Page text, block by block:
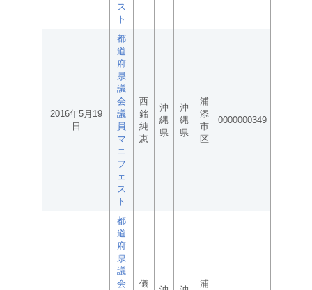
ス
ト
2016年5月19
日
都
道
府
県
議
会
議
員
マ
ニ
フ
ェ
ス
ト
西
銘
純
恵
沖
縄
県
沖
縄
県
浦
添
市
区
0000000349
都
道
府
県
議
会
儀 浦